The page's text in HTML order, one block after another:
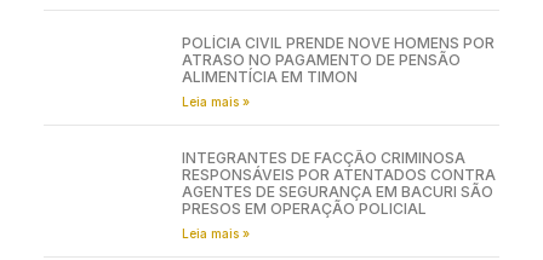
POLÍCIA CIVIL PRENDE NOVE HOMENS POR
ATRASO NO PAGAMENTO DE PENSÃO
ALIMENTÍCIA EM TIMON
Leia mais »
INTEGRANTES DE FACÇÃO CRIMINOSA
RESPONSÁVEIS POR ATENTADOS CONTRA
AGENTES DE SEGURANÇA EM BACURI SÃO
PRESOS EM OPERAÇÃO POLICIAL
Leia mais »